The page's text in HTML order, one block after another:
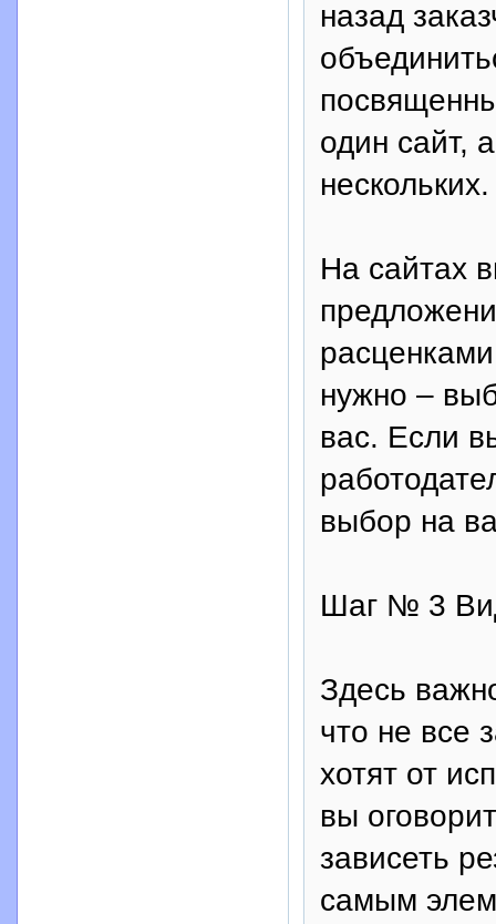
назад
один сайт,
нескольких.
На сайтах
нужно –
вас. Если
выбор на
Шаг № 3
Здесь
что не все
хотят от
вы
зависеть
самым